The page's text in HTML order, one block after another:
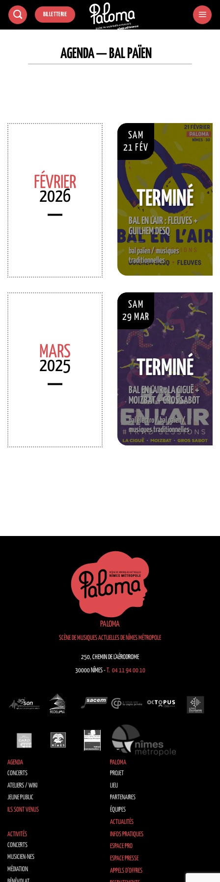
Passer
BILLETTERIE
AGENDA — BAL PAÏEN
FÉVRIER
2026
SAM
21 FÉV
BAL EN L'AIR : FLEUVES +
GUILHEM DESQ
bal païen / musiques
traditionnelles
TERMINÉ
MARS
2025
SAM
29 MAR
BAL EN L'AIR : LA CIGUË +
MOIZBAT + GROS SABOT
bal électro / bal païen /
musiques traditionnelles
TERMINÉ
PALOMA
SCÈNE DE MUSIQUES ACTUELLES DE NÎMES MÉTROPOLE
250, CHEMIN DE L’AÉRODROME
30000 NÎMES -T. 04 11 94 00 10
AGENDA
CONCERTS
ATELIERS / WIKI
JEUNE PUBLIC
ILS SONT VENUS
PALOMA
PROJET
LIEU
PARTENAIRES
ÉQUIPES
ACTUALITÉS
ACTIVITÉS
CONCERTS
MUSICIEN·NES
MÉDIATION
INFOS PRATIQUES
ESPACE PRO
ESPACE PRESSE
APPELS D’OFFRES